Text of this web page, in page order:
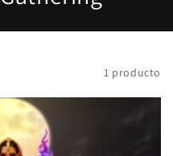
1 producto